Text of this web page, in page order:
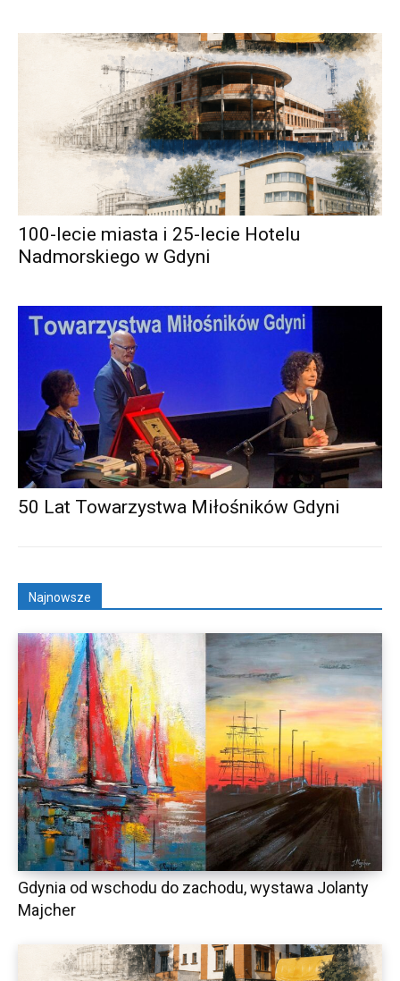
100-lecie miasta i 25-lecie Hotelu
Nadmorskiego w Gdyni
50 Lat Towarzystwa Miłośników Gdyni
Najnowsze
Gdynia od wschodu do zachodu, wystawa Jolanty
Majcher